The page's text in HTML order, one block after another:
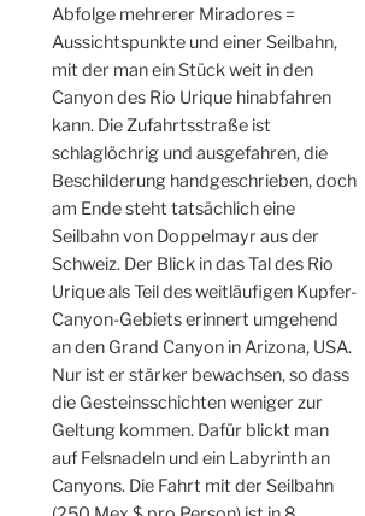
Abfolge mehrerer Miradores =
Aussichtspunkte und einer Seilbahn,
mit der man ein Stück weit in den
Canyon des Rio Urique hinabfahren
kann. Die Zufahrtsstraße ist
schlaglöchrig und ausgefahren, die
Beschilderung handgeschrieben, doch
am Ende steht tatsächlich eine
Seilbahn von Doppelmayr aus der
Schweiz. Der Blick in das Tal des Rio
Urique als Teil des weitläufigen Kupfer-
Canyon-Gebiets erinnert umgehend
an den Grand Canyon in Arizona, USA.
Nur ist er stärker bewachsen, so dass
die Gesteinsschichten weniger zur
Geltung kommen. Dafür blickt man
auf Felsnadeln und ein Labyrinth an
Canyons. Die Fahrt mit der Seilbahn